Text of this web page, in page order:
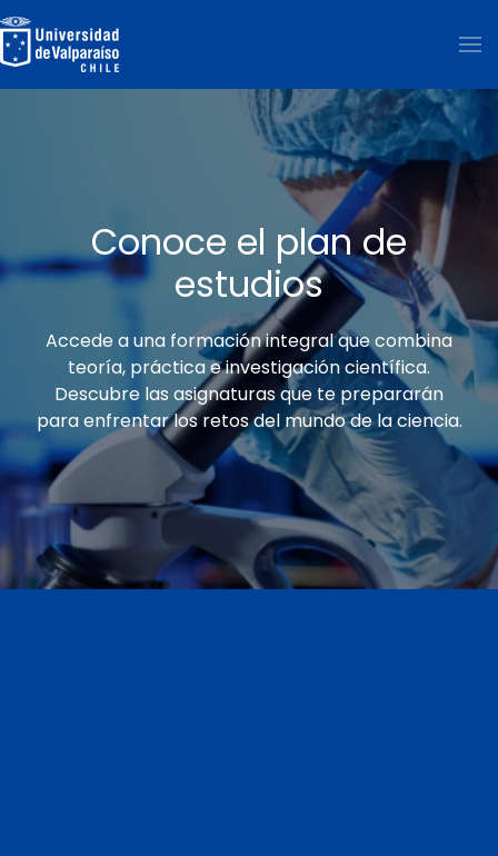
Skip to main content
Conoce el plan de
estudios
Accede a una formación integral que combina
teoría, práctica e investigación científica.
Descubre las asignaturas que te prepararán
para enfrentar los retos del mundo de la ciencia.